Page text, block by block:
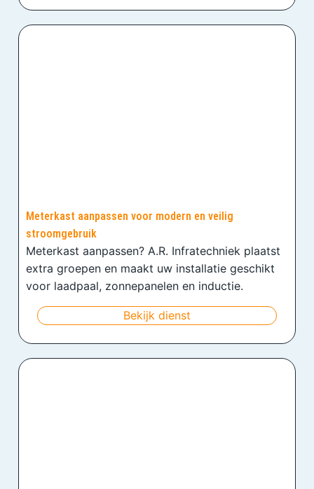
Meterkast aanpassen voor modern en veilig
stroomgebruik
Meterkast aanpassen? A.R. Infratechniek plaatst
extra groepen en maakt uw installatie geschikt
voor laadpaal, zonnepanelen en inductie.
Bekijk dienst